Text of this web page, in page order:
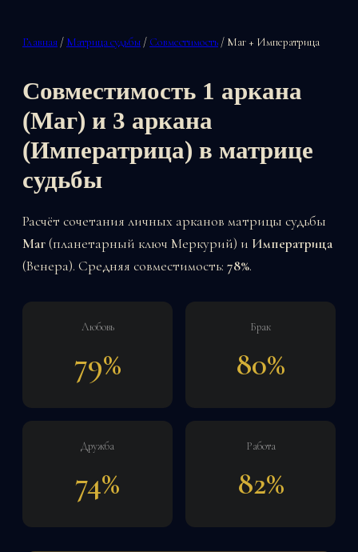
Главная / Матрица судьбы / Совместимость / Маг + Императрица
Совместимость 1 аркана
(Маг) и 3 аркана
(Императрица) в матрице
судьбы
Расчёт сочетания личных арканов матрицы судьбы
Маг(планетарный ключ Меркурий) и Императрица
(Венера). Средняя совместимость: 78%.
Любовь
79%
Брак
80%
Дружба
74%
Работа
82%